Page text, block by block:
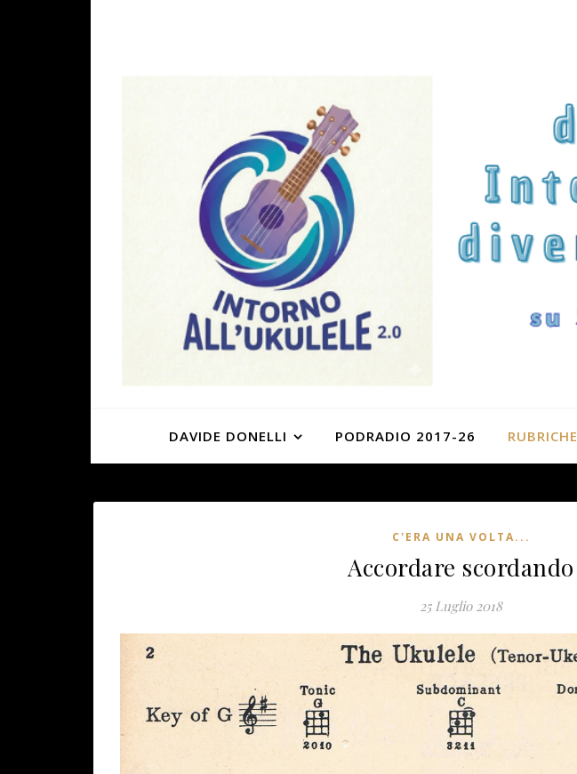
DAVIDE DONELLI PODRADIO 2017-26 RUBRICHE
C'ERA UNA VOLTA...
Accordare scordando
25 Luglio 2018